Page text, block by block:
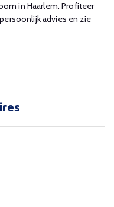
in Haarlem. Profiteer
advies en zie